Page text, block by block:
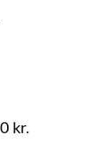
kr.